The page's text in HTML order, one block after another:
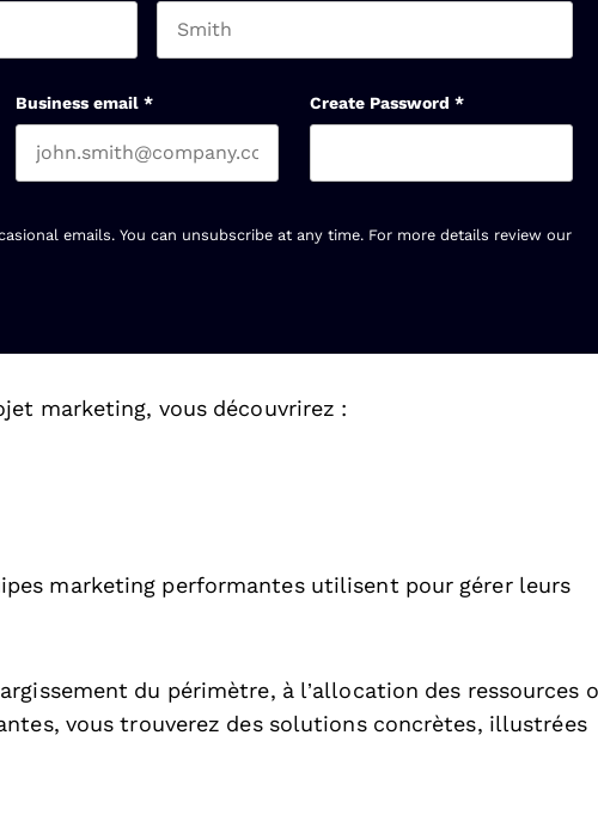
Business email * Create Password *
emails. You can unsubscribe at any time. For more details review our
marketing, vous découvrirez :
marketing performantes utilisent pour gérer leurs
du périmètre, à l’allocation des ressources
vous trouverez des solutions concrètes, illustrées